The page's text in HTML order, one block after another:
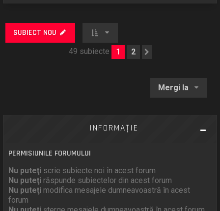
SUBIECT NOU
49 subiecte 1 2
Mergi la
INFORMAŢIE
PERMISIUNILE FORUMULUI
Nu puteţi scrie subiecte noi în acest forum
Nu puteţi răspunde subiectelor din acest forum
Nu puteţi modifica mesajele dumneavoastră în acest
forum